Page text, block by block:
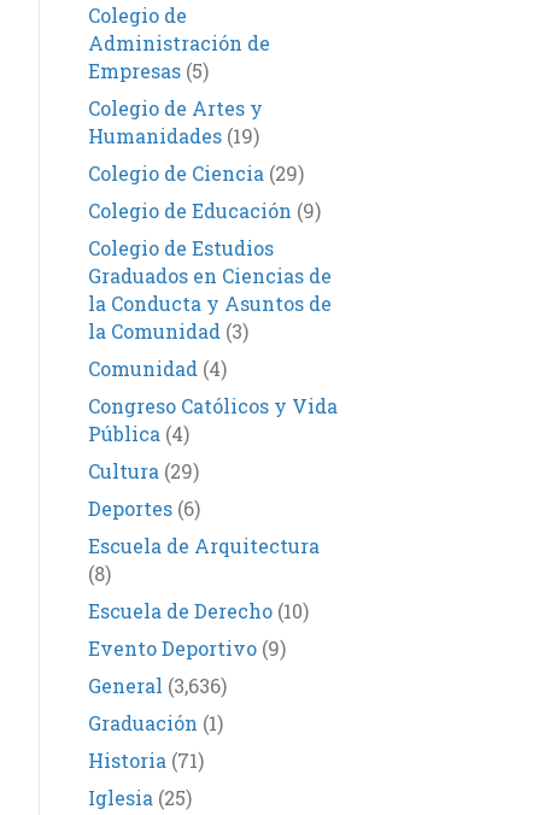
Colegio de
Administración de
Empresas(5)
Colegio de Artes y
Humanidades(19)
Colegio de Ciencia (29)
Colegio de Educación (9)
Colegio de Estudios
Graduados en Ciencias de
la Conducta y Asuntos de
la Comunidad (3)
Comunidad (4)
Congreso Católicos y Vida
Pública (4)
Cultura (29)
Deportes(6)
Escuela de Arquitectura
(8)
Escuela de Derecho(10)
Evento Deportivo(9)
General (3,636)
Graduación (1)
Historia (71)
Iglesia (25)